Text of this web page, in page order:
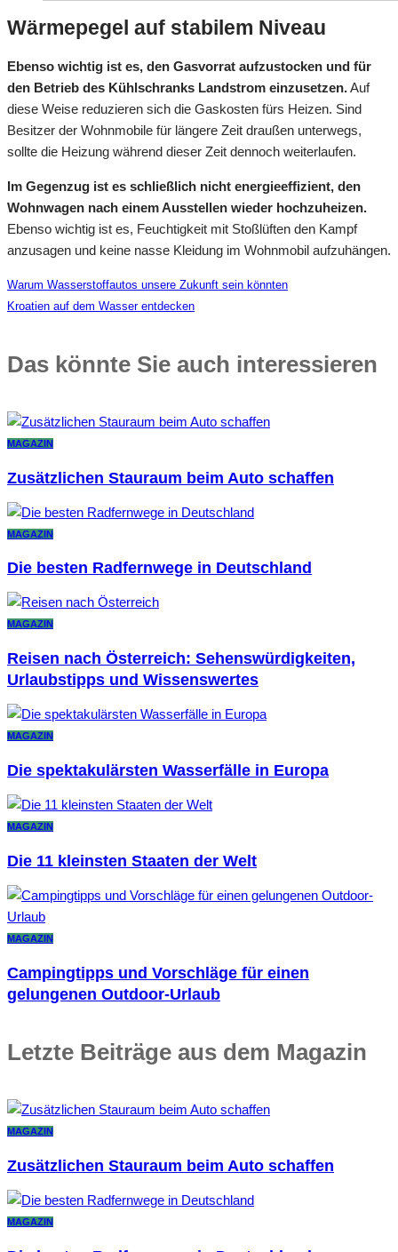
Wärmepegel auf stabilem Niveau
Ebenso wichtig ist es, den Gasvorrat aufzustocken und für
den Betrieb des Kühlschranks Landstrom einzusetzen.Auf
diese Weise reduzieren sich die Gaskosten fürs Heizen. Sind
Besitzer der Wohnmobile für längere Zeit draußen unterwegs,
sollte die Heizung während dieser Zeit dennoch weiterlaufen.
Im Gegenzug ist es schließlich nicht energieeffizient, den
Wohnwagen nach einem Ausstellen wieder hochzuheizen.
Ebenso wichtig ist es, Feuchtigkeit mit Stoßlüften den Kampf
anzusagen und keine nasse Kleidung im Wohnmobil aufzuhängen.
Warum Wasserstoffautos unsere Zukunft sein könnten
Kroatien auf dem Wasser entdecken
Das könnte Sie auch interessieren
MAGAZIN
Zusätzlichen Stauraum beim Auto schaffen
MAGAZIN
Die besten Radfernwege in Deutschland
MAGAZIN
Reisen nach Österreich: Sehenswürdigkeiten,
Urlaubstipps und Wissenswertes
MAGAZIN
Die spektakulärsten Wasserfälle in Europa
MAGAZIN
Die 11 kleinsten Staaten der Welt
MAGAZIN
Campingtipps und Vorschläge für einen
gelungenen Outdoor-Urlaub
Letzte Beiträge aus dem Magazin
MAGAZIN
Zusätzlichen Stauraum beim Auto schaffen
MAGAZIN